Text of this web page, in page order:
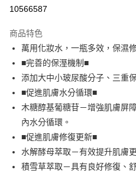
運送方式
海外-新馬
10566587
商品特色
萬用化妝水，一瓶多效，保濕
■完善的保溼機制■
添加大中小玻尿酸分子、三重
■促進肌膚水分循環■
木糖醇基葡糖苷－增強肌膚屏
內水分循環。
■促進肌膚修復更新■
水解酵母萃取－有效提升肌膚
積雪草萃取－具有良好修復、